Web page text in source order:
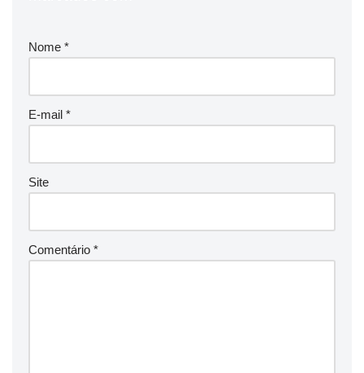
Nome *
E-mail *
Site
Comentário *